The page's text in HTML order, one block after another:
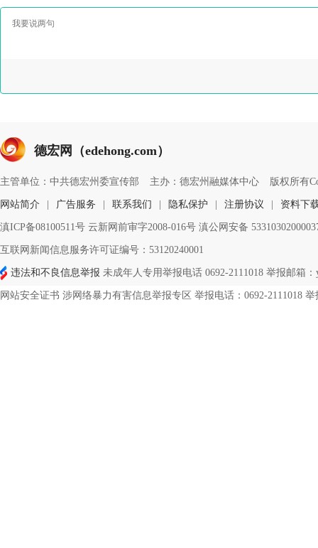
德宏网（edehong.com）
主管单位：中共德宏州委宣传部 主办：德宏州融媒体中心 版权所有
网站简介 广告服务 联系我们 隐私保护 注册协议 资料下
滇ICP备08100511号 云新网前审字2008-016号 滇公网安备
互联网新闻信息服务许可证编号：53120240001
违法和不良信息举报 未成年人专用举报电话 0692-2111018 举报邮箱：
网站安全证书 涉网络暴力有害信息举报专区 举报电话：0692-2111018 举